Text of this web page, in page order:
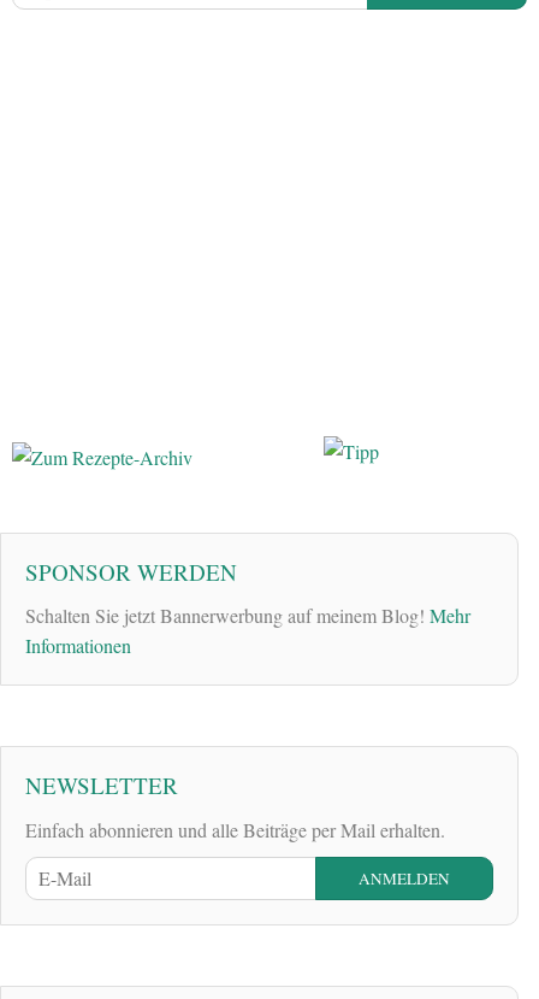
SPONSOR WERDEN
Schalten Sie jetzt Bannerwerbung auf meinem Blog! Mehr
Informationen
NEWSLETTER
Einfach abonnieren und alle Beiträge per Mail erhalten.